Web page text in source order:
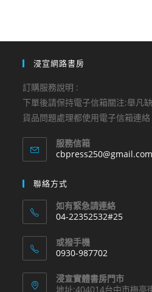
浸宣網路書房
訂購服務說明 :
下單後請保持電子信箱關注:舉凡
貨品問題處理都使用電子信箱連絡
服務信箱
cbpress250@gmail.com
聯絡方式
如有緊急請連絡
04-22352532#25
in
your
application
或撥手機
0930-987702
in
浸宣實體書房門市
地址:404014台中市梅亭